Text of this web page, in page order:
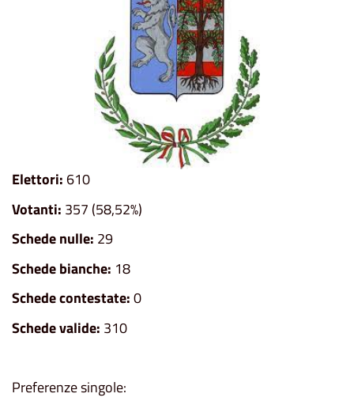
Elettori: 610
Votanti: 357 (58,52%)
Schede nulle: 29
Schede bianche: 18
Schede contestate:0
Schede valide: 310
Preferenze singole: